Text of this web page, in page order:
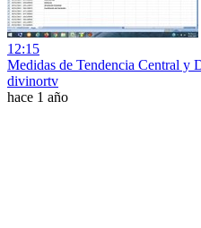
12:15
Medidas de Tendencia Central y
divinortv
hace 1 año